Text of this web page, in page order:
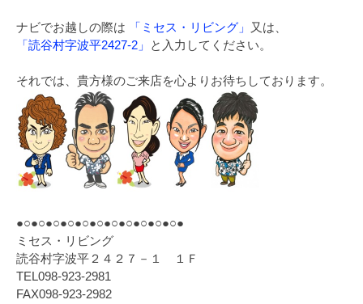
ナビでお越しの際は 「ミセス・リビング」
又は、
「読谷村字波平2427-2」
と入力してください。
それでは、貴方様のご来店を心よりお待ちしております。
●○●○●○●○●○●○●○●○●○●○●○●
ミセス・リビング
読谷村字波平２４２７－１ １Ｆ
TEL098-923-2981
FAX098-923-2982